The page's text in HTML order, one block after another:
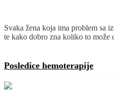
Svaka žena koja ima problem sa
te kako dobro zna koliko to može
Posledice hemoterapije